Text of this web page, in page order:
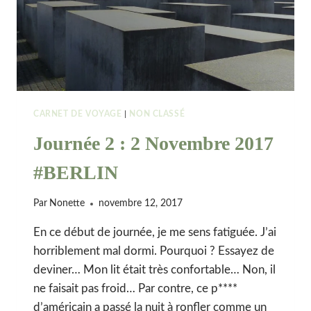
CARNET DE VOYAGE NON CLASSÉ
Journée 2 : 2 Novembre 2017
#BERLIN
Par Nonette novembre 12, 2017
En ce début de journée, je me sens fatiguée. J’ai
horriblement mal dormi. Pourquoi ? Essayez de
deviner… Mon lit était très confortable… Non, il
ne faisait pas froid… Par contre, ce p****
d’américain a passé la nuit à ronfler comme un